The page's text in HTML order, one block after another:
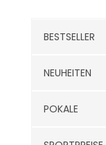
BESTSELLER
NEUHEITEN
POKALE